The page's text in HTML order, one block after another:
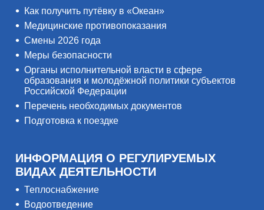
Как получить путёвку в «Океан»
Медицинские противопоказания
Смены 2026 года
Меры безопасности
Органы исполнительной власти в сфере
образования и молодёжной политики субъектов
Российской Федерации
Перечень необходимых документов
Подготовка к поездке
ИНФОРМАЦИЯ О РЕГУЛИРУЕМЫХ
ВИДАХ ДЕЯТЕЛЬНОСТИ
Теплоснабжение
Водоотведение